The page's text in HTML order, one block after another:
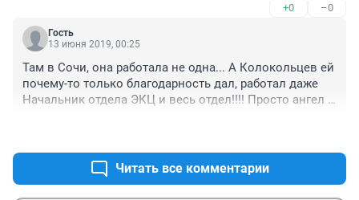
+0 –0
Гость
13 июня 2019, 00:25
Там в Сочи, она работала не одна... А Колокольцев ей
почему-то только благодарность дал, работал даже
Начальник отдела ЭКЦ и весь отдел!!!! Просто ангел
Читать все комментарии